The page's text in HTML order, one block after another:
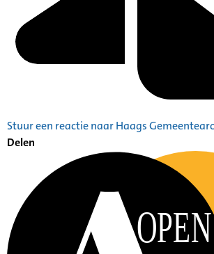
Stuur een reactie naar Haags
Delen
OPEN